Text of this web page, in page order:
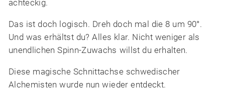
achteckig.
Das ist doch logisch. Dreh doch mal die 8 um 90°.
Und was erhältst du? Alles klar. Nicht weniger als
unendlichen Spinn-Zuwachs willst du erhalten.
Diese magische Schnittachse schwedischer
Alchemisten wurde nun wieder entdeckt.